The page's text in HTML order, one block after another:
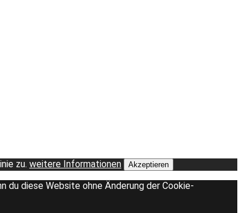
zu. weitere Informationen Akzeptieren
du diese Website ohne Änderung der Cookie-